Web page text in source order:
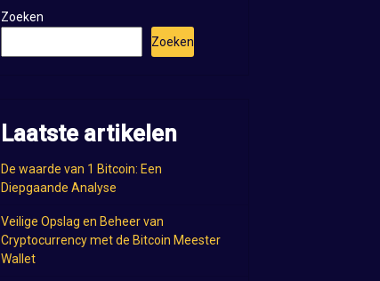
Zoeken
Zoeken
Laatste artikelen
De waarde van 1 Bitcoin: Een
Diepgaande Analyse
Veilige Opslag en Beheer van
Cryptocurrency met de Bitcoin Meester
Wallet